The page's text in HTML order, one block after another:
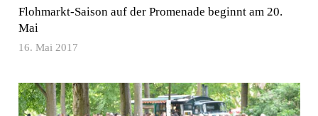
Flohmarkt-Saison auf der Promenade beginnt am 20.
Mai
16. Mai 2017